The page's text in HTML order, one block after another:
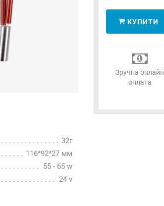
32г
116*92*27 мм
55 - 65 w
24 v
КУПИТИ
Зручна онлайн
оплата